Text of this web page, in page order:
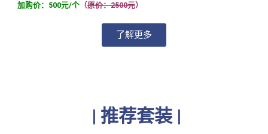
加购价：500元/个（原价：2500元）
了解更多
| 推荐套装 |